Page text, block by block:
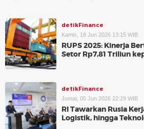
detikFinance
Kamis, 18 Jun 2026 13:15 WIB
RUPS 2025: Kinerja
Setor Rp7,81 Triliun
detikFinance
Jumat, 05 Jun 2026 22:29 WIB
RI Tawarkan Rusia
Logistik, hingga